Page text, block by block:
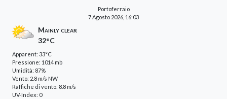
Portoferraio
7 Agosto 2026, 16:03
Mainly clear
32°C
Apparent: 33°C
Pressione: 1014 mb
Umidità: 87%
Vento: 2.8 m/s NW
Raffiche di vento: 8.8 m/s
UV-Index: 0